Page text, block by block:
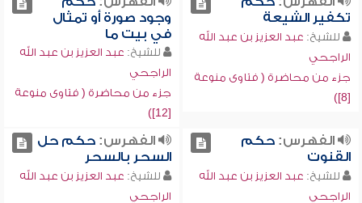
تكفير الشيعة
للشيخ: عبد العزيز بن عبد الله
الراجحي
جزء من محاضرة ( فتاوى منوعة
[8])
وجود صورة أو تمثال
في بيت ما
للشيخ: عبد العزيز بن عبد الله
الراجحي
جزء من محاضرة ( فتاوى منوعة
[12])
الفهرس:حكم
القنوت
للشيخ: عبد العزيز بن عبد الله
الراجحي
الفهرس:حكم حل
السحر بالسحر
للشيخ: عبد العزيز بن عبد الله
الراجحي